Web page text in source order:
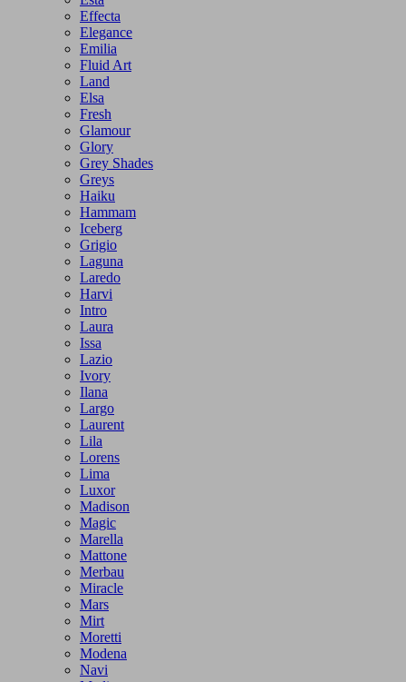
Effecta
Elegance
Emilia
Fluid Art
Land
Elsa
Fresh
Glamour
Glory
Grey Shades
Greys
Haiku
Hammam
Iceberg
Grigio
Laguna
Laredo
Harvi
Intro
Laura
Issa
Lazio
Ivory
Ilana
Largo
Laurent
Lila
Lorens
Lima
Luxor
Madison
Magic
Marella
Mattone
Merbau
Miracle
Mars
Mirt
Moretti
Modena
Navi